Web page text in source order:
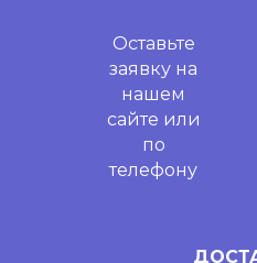
Оставьте
заявку на
нашем
сайте или
по
телефону